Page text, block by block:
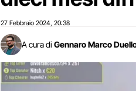
27 Febbraio 2024 20:38
A cura di Gennaro Marco